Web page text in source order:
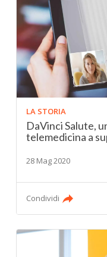
LA STORIA
DaVinci Salute,
telemedicina a
28 Mag 2020
Condividi